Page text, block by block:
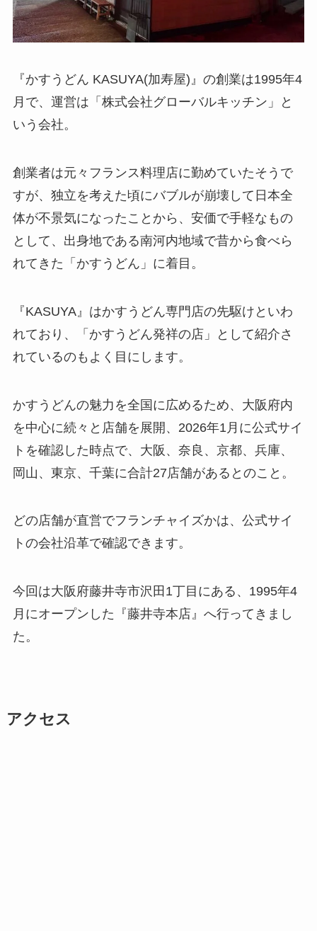
『かすうどん KASUYA(加寿屋)』の創業は1995年4
月で、運営は「株式会社グローバルキッチン」と
いう会社。
創業者は元々フランス料理店に勤めていたそうで
すが、独立を考えた頃にバブルが崩壊して日本全
体が不景気になったことから、安価で手軽なもの
として、出身地である南河内地域で昔から食べら
れてきた「かすうどん」に着目。
『KASUYA』はかすうどん専門店の先駆けといわ
れており、「かすうどん発祥の店」として紹介さ
れているのもよく目にします。
かすうどんの魅力を全国に広めるため、大阪府内
を中心に続々と店舗を展開、2026年1月に公式サイ
トを確認した時点で、大阪、奈良、京都、兵庫、
岡山、東京、千葉に合計27店舗があるとのこと。
どの店舗が直営でフランチャイズかは、公式サイ
トの会社沿革で確認できます。
今回は大阪府藤井寺市沢田1丁目にある、1995年4
月にオープンした『藤井寺本店』へ行ってきまし
た。
アクセス